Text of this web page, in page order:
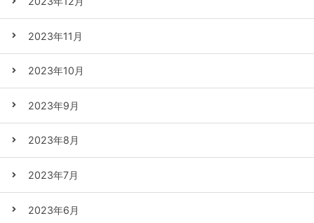
2023年11月
2023年10月
2023年9月
2023年8月
2023年7月
2023年6月